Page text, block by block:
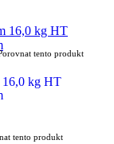
tento produkt
16,0 kg HT
tento produkt